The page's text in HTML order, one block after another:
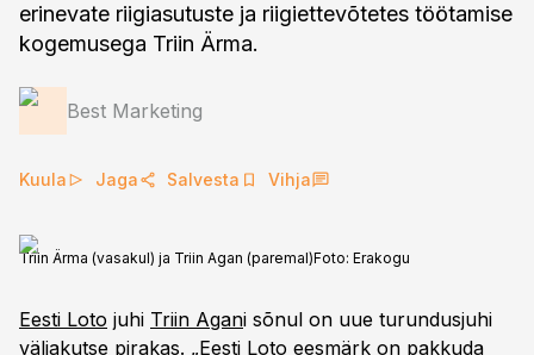
erinevate riigiasutuste ja riigiettevõtetes töötamise
kogemusega Triin Ärma.
Best Marketing
Kuula Jaga Salvesta Vihja
Triin Ärma (vasakul) ja Triin Agan (paremal)Foto: Erakogu
Eesti Loto juhi Triin Agani sõnul on uue turundusjuhi
väljakutse pirakas. „Eesti Loto eesmärk on pakkuda